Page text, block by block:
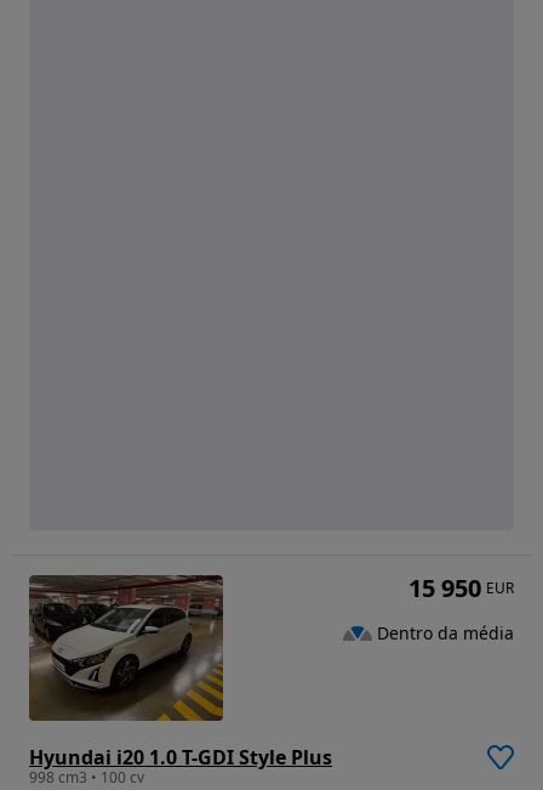
Hyundai i20 1.0 T-GDI Style Plus
998 cm3 • 100 cv
15 950 EUR
Dentro da média